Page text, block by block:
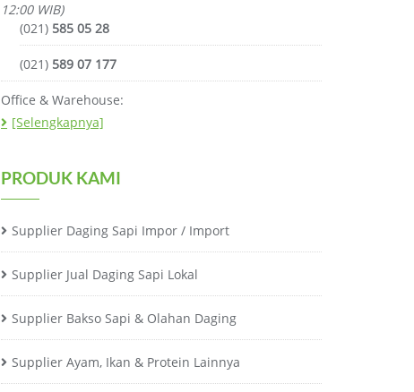
12:00 WIB)
(021) 585 05 28
(021) 589 07 177
Office & Warehouse:
[Selengkapnya]
PRODUK KAMI
Supplier Daging Sapi Impor / Import
Supplier Jual Daging Sapi Lokal
Supplier Bakso Sapi & Olahan Daging
Supplier Ayam, Ikan & Protein Lainnya